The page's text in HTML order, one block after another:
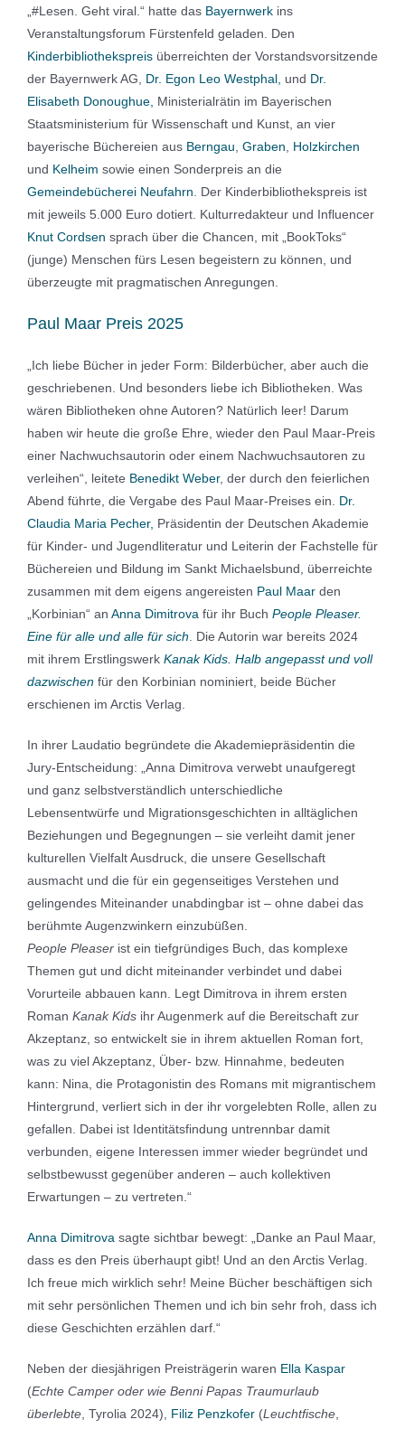
„#Lesen. Geht viral.“ hatte das Bayernwerk ins
Veranstaltungsforum Fürstenfeld geladen. Den
Kinderbibliothekspreis überreichten der Vorstandsvorsitzende
der Bayernwerk AG, Dr. Egon Leo Westphal, und Dr.
Elisabeth Donoughue, Ministerialrätin im Bayerischen
Staatsministerium für Wissenschaft und Kunst, an vier
bayerische Büchereien aus Berngau Graben
Holzkirchen
und Kelheim sowie einen Sonderpreis an die
Gemeindebücherei Neufahrn . Der Kinderbibliothekspreis ist
mit jeweils 5.000 Euro dotiert. Kulturredakteur und Influencer
Knut Cordsen sprach über die Chancen, mit „BookToks“
(junge) Menschen fürs Lesen begeistern zu können, und
überzeugte mit pragmatischen Anregungen.
Paul Maar Preis 2025
„Ich liebe Bücher in jeder Form: Bilderbücher, aber auch die
geschriebenen. Und besonders liebe ich Bibliotheken. Was
wären Bibliotheken ohne Autoren? Natürlich leer! Darum
haben wir heute die große Ehre, wieder den Paul Maar-Preis
einer Nachwuchsautorin oder einem Nachwuchsautoren zu
verleihen“, leitete Benedikt Weber, der durch den feierlichen
Abend führte, die Vergabe des Paul Maar-Preises ein. Dr.
Claudia Maria Pecher, Präsidentin der Deutschen Akademie
für Kinder- und Jugendliteratur und Leiterin der Fachstelle für
Büchereien und Bildung im Sankt Michaelsbund, überreichte
zusammen mit dem eigens angereisten Paul Maar den
„Korbinian“ an Anna Dimitrova für ihr Buch People Pleaser.
Eine für alle und alle für sich . Die Autorin war bereits 2024
mit ihrem Erstlingswerk Kanak Kids. Halb angepasst und voll
dazwischen für den Korbinian nominiert, beide Bücher
erschienen im Arctis Verlag.
In ihrer Laudatio begründete die Akademiepräsidentin die
Jury-Entscheidung: „Anna Dimitrova verwebt unaufgeregt
und ganz selbstverständlich unterschiedliche
Lebensentwürfe und Migrationsgeschichten in alltäglichen
Beziehungen und Begegnungen – sie verleiht damit jener
kulturellen Vielfalt Ausdruck, die unsere Gesellschaft
ausmacht und die für ein gegenseitiges Verstehen und
gelingendes Miteinander unabdingbar ist – ohne dabei das
berühmte Augenzwinkern einzubüßen.
People Pleaser ist ein tiefgründiges Buch, das komplexe
Themen gut und dicht miteinander verbindet und dabei
Vorurteile abbauen kann. Legt Dimitrova in ihrem ersten
Roman Kanak Kids ihr Augenmerk auf die Bereitschaft zur
Akzeptanz, so entwickelt sie in ihrem aktuellen Roman fort,
was zu viel Akzeptanz, Über- bzw. Hinnahme, bedeuten
kann: Nina, die Protagonistin des Romans mit migrantischem
Hintergrund, verliert sich in der ihr vorgelebten Rolle, allen zu
gefallen. Dabei ist Identitätsfindung untrennbar damit
verbunden, eigene Interessen immer wieder begründet und
selbstbewusst gegenüber anderen – auch kollektiven
Erwartungen – zu vertreten.“
Anna Dimitrova sagte sichtbar bewegt: „Danke an Paul Maar,
dass es den Preis überhaupt gibt! Und an den Arctis Verlag.
Ich freue mich wirklich sehr! Meine Bücher beschäftigen sich
mit sehr persönlichen Themen und ich bin sehr froh, dass ich
diese Geschichten erzählen darf.“
Neben der diesjährigen Preisträgerin waren Ella Kaspar
(Echte Camper oder wie Benni Papas Traum­urlaub
überlebte , Tyrolia 2024), Filiz Penzkofer (Leuchtfische